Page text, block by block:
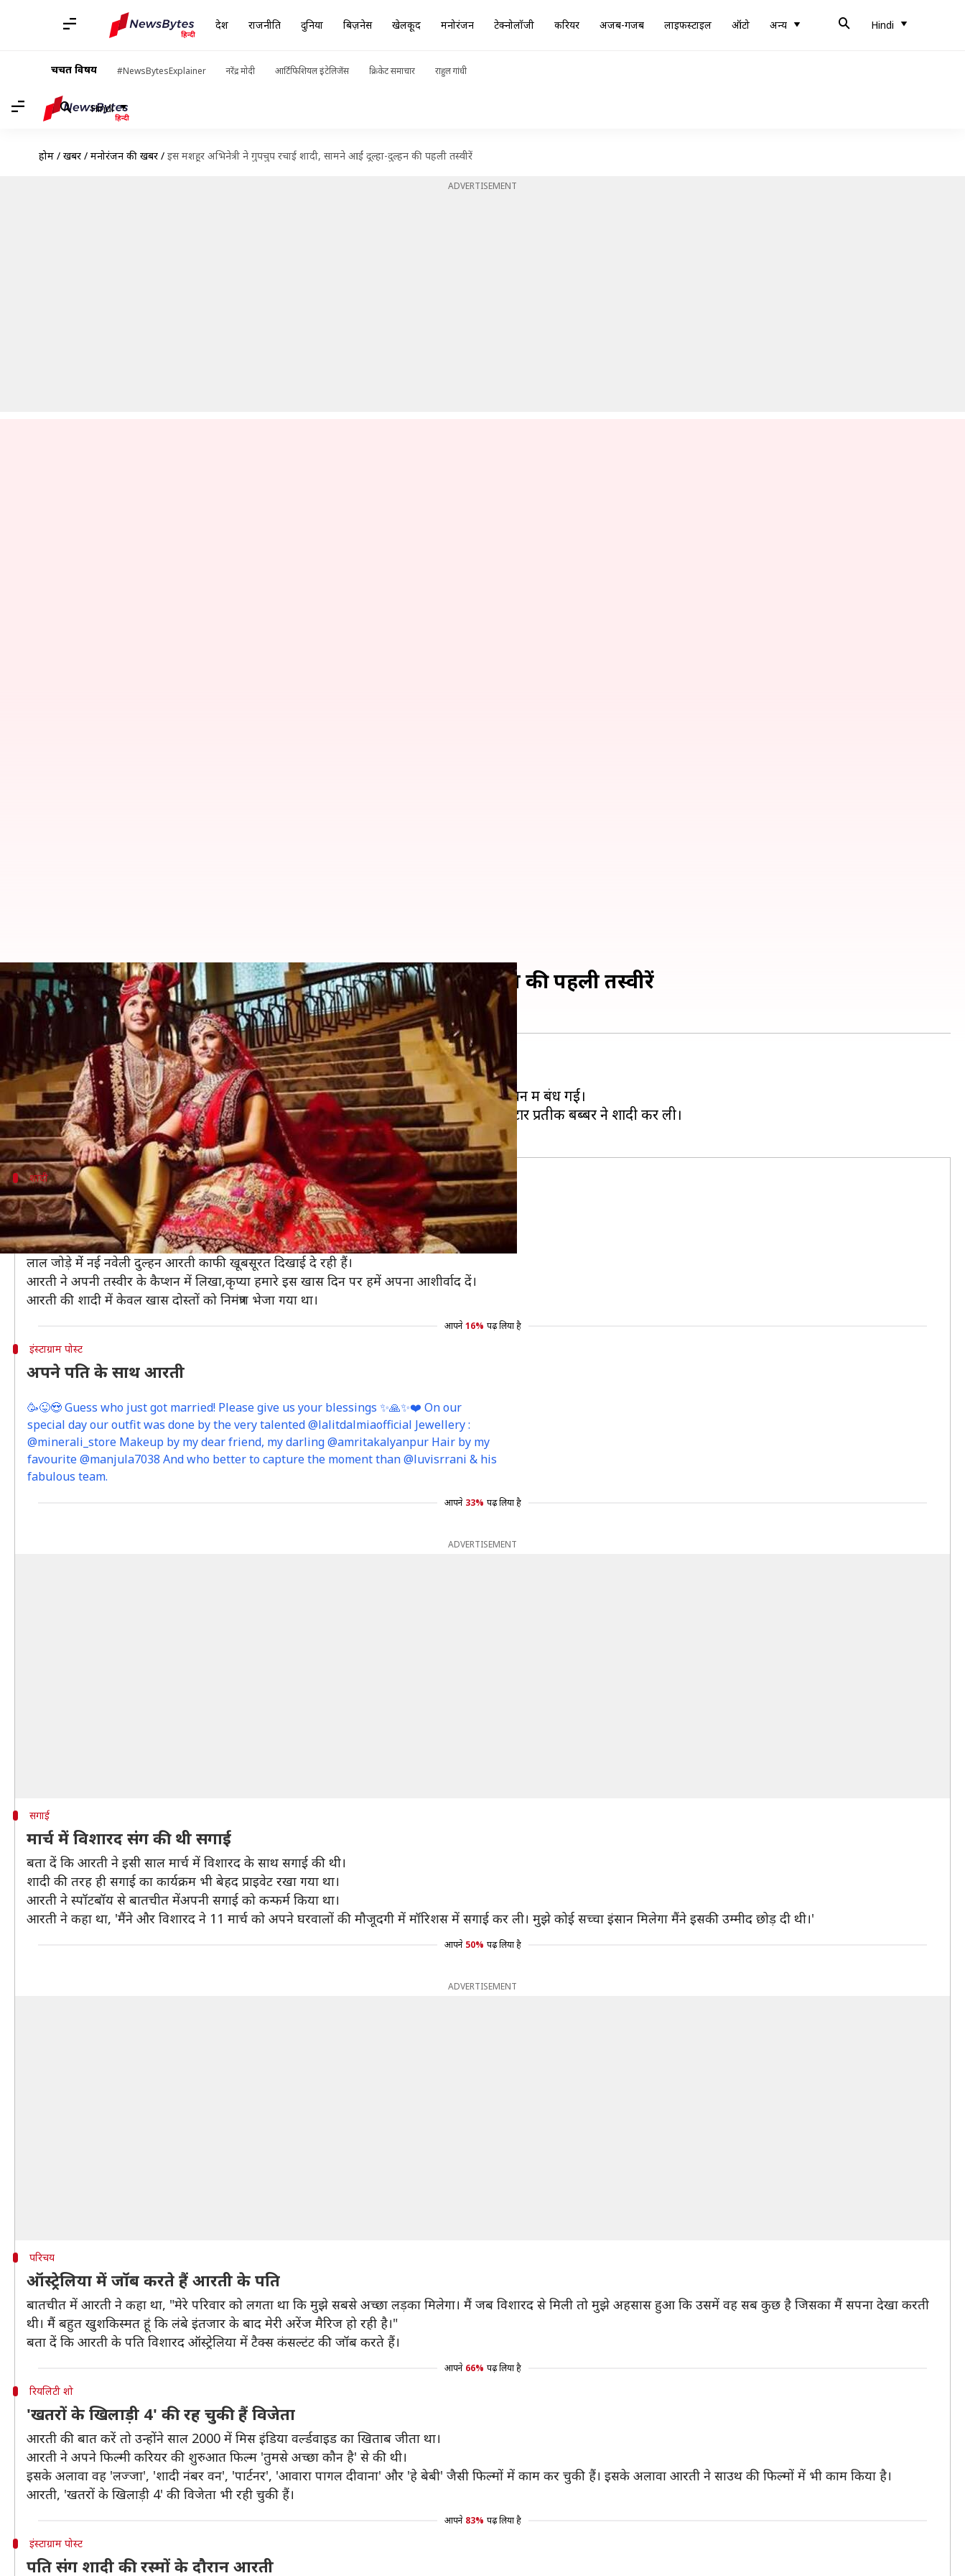
देश राजनीति दुनिया बिज़नेस खेलकूद मनोरंजन टेक्नोलॉजी करियर अजब-गजब लाइफस्टाइल ऑटो अन्य Hindi
चर्चित विषय #NewsBytesExplainer नरेंद्र मोदी आर्टिफिशियल इंटेलिजेंस क्रिकेट समाचार राहुल गांधी
Hindi
होम / खबरें / मनोरंजन की खबरें / इस मशहूर अभिनेत्री ने गुपचुप रचाई शादी, सामने आईं दूल्हा-दुल्हन की पहली तस्वीरें
ADVERTISEMENT
इस मशहूर अभिनेत्री ने गुपचुप रचाई शादी, सामने आईं दूल्हा-दुल्हन की पहली तस्वीरें
लेखन स्वाति पाण्डेय Jun 25, 2019 09:20 pm
क्या है खबर?
साल 2018 में बी-टॉउन में कई शादियां देखने को मिलीं थीं।
सोनम कपूर, नेहा धूपिया, दीपिका पादुकोण व प्रियंका चोपड़ा जैसी बड़ी अभिनेत्रियां सात फेरों के बंधन में बंध गईं।
वहीं, जहां इस साल की शुरुआत में एमी जैक्शन ने सगाई कर ली तो उनके 'एक था दीवाना' के को-स्टार प्रतीक बब्बर ने शादी कर ली।
शादी
लाल जोड़े में खूबसूरत दिख रहीं आरती
ये अभिनेत्री कोई और नहीं बल्कि आरती छाबड़िया हैं। आरती ने विशारद से शादी की है।
दोनों की शादी की तस्वीरें सोशल मीडिया पर खूब वायरल हो रही हैं।
लाल जोड़े मेंं नई नवेली दुल्हन आरती काफी खूबसूरत दिखाई दे रही हैं।
आरती ने अपनी तस्वीर के कैप्शन में लिखा,कृप्या हमारे इस खास दिन पर हमें अपना आशीर्वाद दें।
आरती की शादी में केवल खास दोस्तों को निमंत्रण भेजा गया था।
आपने 16% पढ़ लिया है
इंस्टाग्राम पोस्ट
अपने पति के साथ आरती
🥳😜😍 Guess who just got married! Please give us your blessings ✨🙏✨❤️ On our
special day our outfit was done by the very talented @lalitdalmiaofficial Jewellery :
@minerali_store Makeup by my dear friend, my darling @amritakalyanpur Hair by my
favourite @manjula7038 And who better to capture the moment than @luvisrrani & his
fabulous team.
आपने 33% पढ़ लिया है
ADVERTISEMENT
सगाई
मार्च में विशारद संग की थी सगाई
बता दें कि आरती ने इसी साल मार्च में विशारद के साथ सगाई की थी।
शादी की तरह ही सगाई का कार्यक्रम भी बेहद प्राइवेट रखा गया था।
आरती ने स्पॉटबॉय से बातचीत मेंअपनी सगाई को कन्फर्म किया था।
आरती ने कहा था, 'मैंने और विशारद ने 11 मार्च को अपने घरवालों की मौजूदगी में मॉरिशस में सगाई कर ली। मुझे कोई सच्चा इंसान मिलेगा मैंने इसकी उम्मीद छोड़ दी थी।'
आपने 50% पढ़ लिया है
ADVERTISEMENT
परिचय
ऑस्ट्रेलिया में जॉब करते हैं आरती के पति
बातचीत में आरती ने कहा था, "मेरे परिवार को लगता था कि मुझे सबसे अच्छा लड़का मिलेगा। मैं जब विशारद से मिली तो मुझे अहसास हुआ कि उसमें वह सब कुछ है जिसका मैं सपना देखा करती
थी। मैं बहुत खुशकिस्मत हूं कि लंबे इंतजार के बाद मेरी अरेंज मैरिज हो रही है।"
बता दें कि आरती के पति विशारद ऑस्ट्रेलिया में टैक्स कंसल्टंट की जॉब करते हैं।
आपने 66% पढ़ लिया है
रियलिटी शो
'खतरों के खिलाड़ी 4' की रह चुकी हैं विजेता
आरती की बात करें तो उन्होंने साल 2000 में मिस इंडिया वर्ल्डवाइड का खिताब जीता था।
आरती ने अपने फिल्मी करियर की शुरुआत फिल्म 'तुमसे अच्छा कौन है' से की थी।
इसके अलावा वह 'लज्जा', 'शादी नंबर वन', 'पार्टनर', 'आवारा पागल दीवाना' और 'हे बेबी' जैसी फिल्मों में काम कर चुकी हैं। इसके अलावा आरती ने साउथ की फिल्मों में भी काम किया है।
आरती, 'खतरों के खिलाड़ी 4' की विजेता भी रही चुकी हैं।
आपने 83% पढ़ लिया है
इंस्टाग्राम पोस्ट
पति संग शादी की रस्मों के दौरान आरती